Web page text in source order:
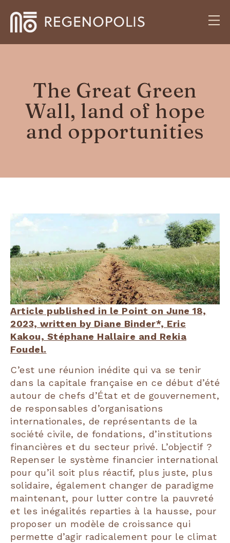
The Great Green
Wall, land of hope
and opportunities
Article published in le Point on June 18,
2023, written by Diane Binder*, Eric
Kakou, Stéphane Hallaire and Rekia
Foudel.
C’est une réunion inédite qui va se tenir
dans la capitale française en ce début d’été
autour de chefs d’État et de gouvernement,
de responsables d’organisations
internationales, de représentants de la
société civile, de fondations, d’institutions
financières et du secteur privé. L’objectif ?
Repenser le système financier international
pour qu’il soit plus réactif, plus juste, plus
solidaire, également changer de paradigme
maintenant, pour lutter contre la pauvreté
et les inégalités reparties à la hausse, pour
proposer un modèle de croissance qui
permette d’agir radicalement pour le climat